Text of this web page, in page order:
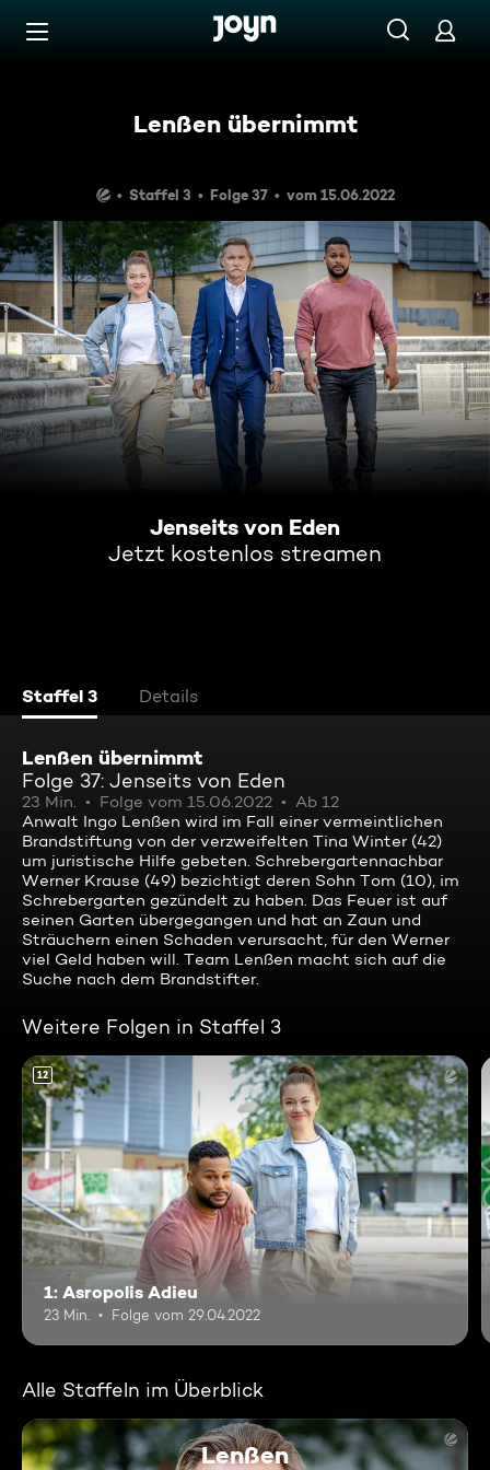
Zum Inhalt springen
Lenßen übernimmt
Staffel 3 Folge 37 vom 15.06.2022
Jenseits von Eden
Jetzt kostenlos streamen
Staffel 3 Details
Lenßen übernimmt
Folge 37: Jenseits von Eden
23 Min. Folge vom 15.06.2022
Ab 12
Anwalt Ingo Lenßen wird im Fall einer vermeintlichen
Brandstiftung von der verzweifelten Tina Winter (42)
um juristische Hilfe gebeten. Schrebergartennachbar
Werner Krause (49) bezichtigt deren Sohn Tom (10), im
Schrebergarten gezündelt zu haben. Das Feuer ist auf
seinen Garten übergegangen und hat an Zaun und
Sträuchern einen Schaden verursacht, für den Werner
viel Geld haben will. Team Lenßen macht sich auf die
Suche nach dem Brandstifter.
Weitere Folgen in Staffel 3
12
1: Asropolis Adieu
23 Min. Folge vom 29.04.2022
Alle Staffeln im Überblick
Lenßen